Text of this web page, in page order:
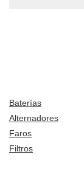
Baterías
Alternadores
Faros
Filtros